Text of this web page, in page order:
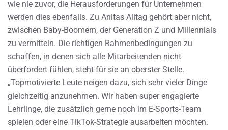
wie nie zuvor, die Herausforderungen für Unternehmen
werden dies ebenfalls. Zu Anitas Alltag gehört aber nicht,
zwischen Baby-Boomern, der Generation Z und Millennials
zu vermitteln. Die richtigen Rahmenbedingungen zu
schaffen, in denen sich alle Mitarbeitenden nicht
überfordert fühlen, steht für sie an oberster Stelle.
„Topmotivierte Leute neigen dazu, sich sehr vieler Dinge
gleichzeitig anzunehmen. Wir haben super engagierte
Lehrlinge, die zusätzlich gerne noch im E-Sports-Team
spielen oder eine TikTok-Strategie ausarbeiten möchten.